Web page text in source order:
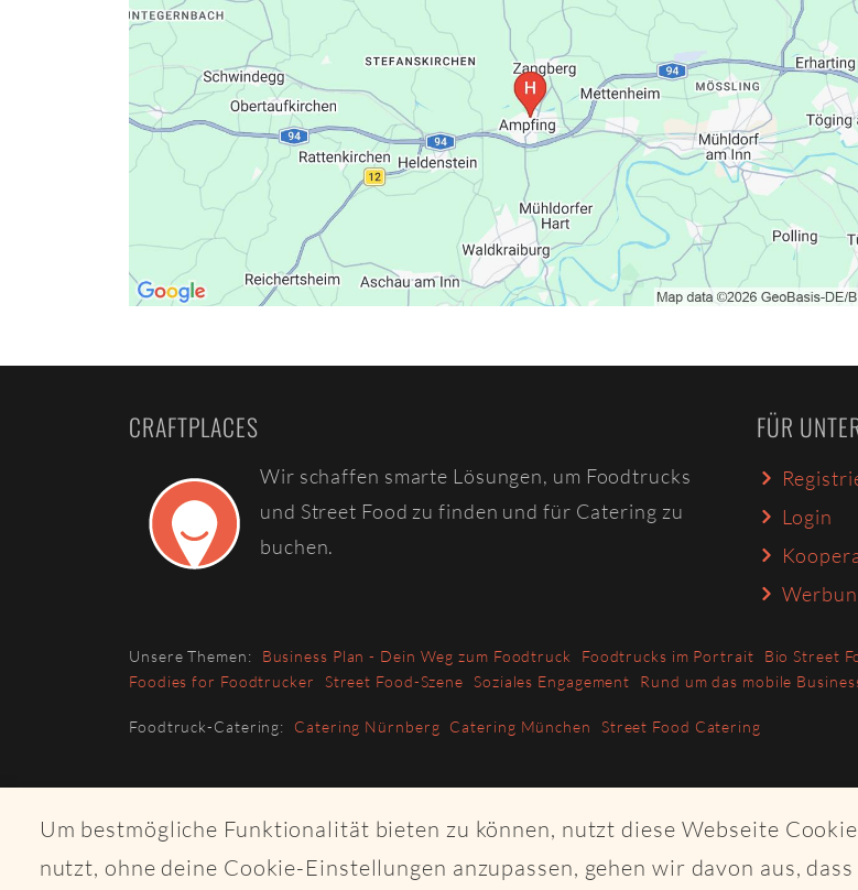
Um bestmögliche Funktionalität bieten zu können, nutzt diese Webseite
nutzt, ohne deine Cookie-Einstellungen anzupassen, gehen wir davon aus,
CRAFTPLACES
Wir schaffen smarte Lösungen, um Foodtrucks
und Street Food zu finden und für Catering zu
buchen.
FÜR
Login
Unsere Themen: Business Plan - Dein Weg zum Foodtruck Foodtrucks im Portrait Bio Street
Foodies for Foodtrucker
Street Food-Szene Soziales Engagement Rund um das mobile
Foodtruck-Catering: Catering Nürnberg Catering München Street Food Catering